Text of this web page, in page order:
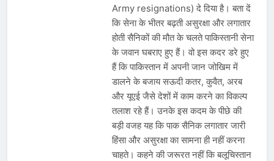
Army resignations) दे दिया है। बता दें
कि सेना के भीतर बढ़ती असुरक्षा और लगातार
होती सैनिकों की मौत के चलते पाकिस्तानी सेना
के जवान घबराए हुए हैं। वो इस कदर डरे हुए
हैं कि पाकिस्तान में अपनी जान जोखिम में
डालने के बजाय सऊदी कतर, कुवैत, अरब
और यूएई जैसे देशों में काम करने का विकल्प
तलाश रहे हैं। उनके इस कदम के पीछे की
बड़ी वजह यह कि पाक सैनिक लगातार जारी
हिंसा और असुरक्षा का सामना ही नहीं करना
चाहते। कहने की जरूरत नहीं कि बलूचिस्तान